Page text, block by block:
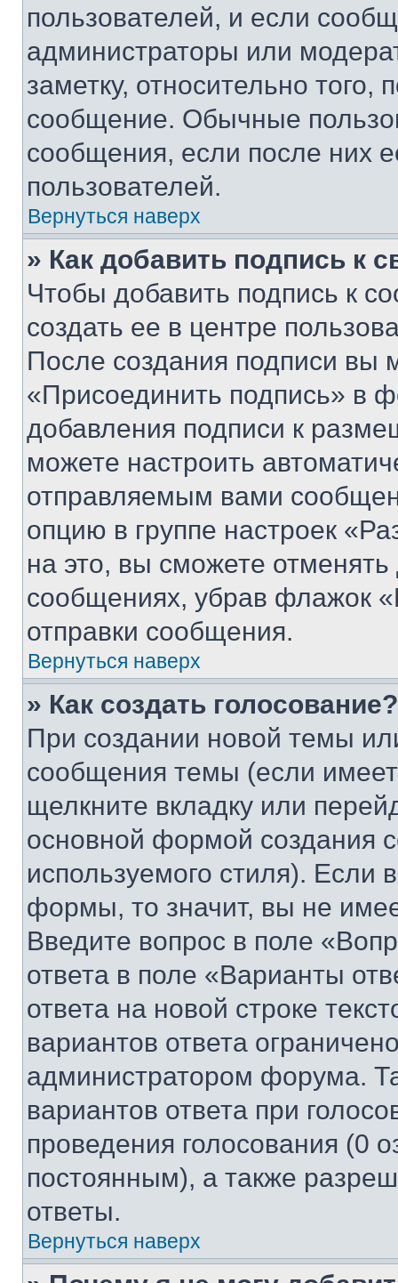
пользователей, и если
администраторы или
заметку, относительно
сообщение. Обычные
сообщения, если после них
пользователей.
Вернуться наверх
» Как добавить подпись к
Чтобы добавить подпись к
создать ее в центре
После создания подписи вы
«Присоединить подпись» в
добавления подписи к
можете настроить
отправляемым вами
опцию в группе настроек
на это, вы сможете
сообщениях, убрав флажок
отправки сообщения.
Вернуться наверх
» Как создать голосование?
При создании новой темы
сообщения темы (если
щелкните вкладку или
основной формой создания
используемого стиля). Если
формы, то значит, вы не
Введите вопрос в поле
ответа в поле «Варианты
ответа на новой строке
вариантов ответа
администратором форума.
вариантов ответа при
проведения голосования (0
постоянным), а также
ответы.
Вернуться наверх